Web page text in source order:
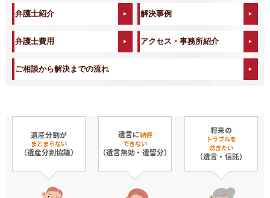
弁護士紹介 解決事例
弁護士費用 アクセス・事務所紹介
ご相談から解決までの流れ
遺産分割が
まとまらない
（遺産分割協議）
遺言に納得
できない
（遺言無効・遺留分）
将来の
トラブルを
防ぎたい
（遺言・信託）